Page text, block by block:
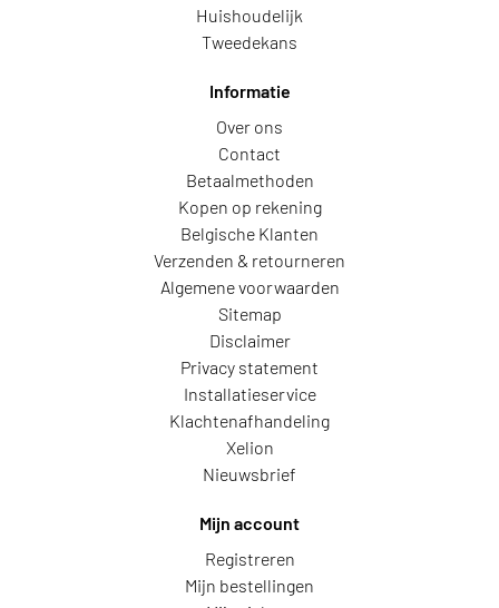
Huishoudelijk
Tweedekans
Informatie
Over ons
Contact
Betaalmethoden
Kopen op rekening
Belgische Klanten
Verzenden & retourneren
Algemene voorwaarden
Sitemap
Disclaimer
Privacy statement
Installatieservice
Klachtenafhandeling
Xelion
Nieuwsbrief
Mijn account
Registreren
Mijn bestellingen